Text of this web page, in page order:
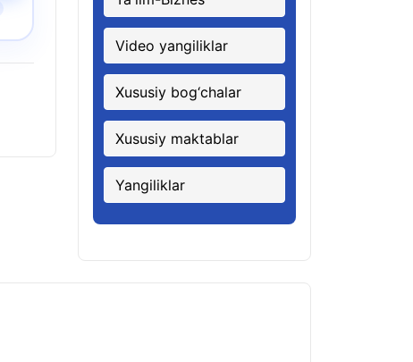
Video yangiliklar
Xususiy bog‘chalar
Xususiy maktablar
Yangiliklar